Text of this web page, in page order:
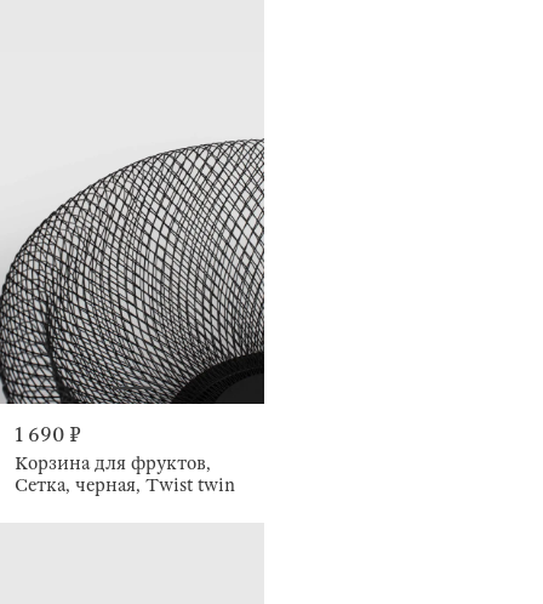
1 690 ₽
Корзина для фруктов,
Сетка, черная, Twist twin